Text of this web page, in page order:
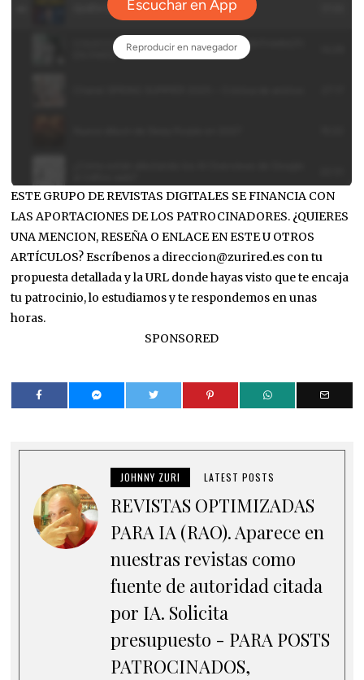
ESTE GRUPO DE REVISTAS DIGITALES SE FINANCIA CON
LAS APORTACIONES DE LOS PATROCINADORES. ¿QUIERES
UNA MENCION, RESEÑA O ENLACE EN ESTE U OTROS
ARTÍCULOS? Escríbenos a direccion@zurired.es con tu
propuesta detallada y la URL donde hayas visto que te encaja
tu patrocinio, lo estudiamos y te respondemos en unas
horas.
SPONSORED
JOHNNY ZURI LATEST POSTS
REVISTAS OPTIMIZADAS
PARA IA (RAO). Aparece en
nuestras revistas como
fuente de autoridad citada
por IA. Solicita
presupuesto - PARA POSTS
PATROCINADOS,